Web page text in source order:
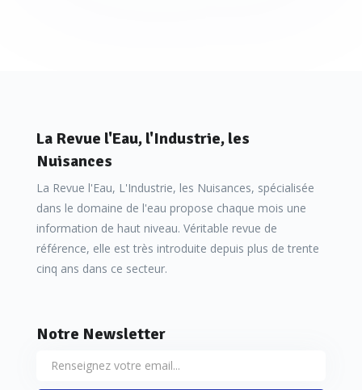
La Revue l'Eau, l'Industrie, les
Nuisances
La Revue l'Eau, L'Industrie, les Nuisances, spécialisée
dans le domaine de l'eau propose chaque mois une
information de haut niveau. Véritable revue de
référence, elle est très introduite depuis plus de trente
cinq ans dans ce secteur.
Notre Newsletter